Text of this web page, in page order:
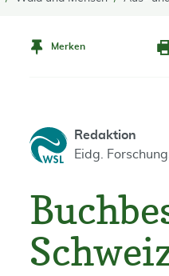
Merken
Redaktion
Eidg.